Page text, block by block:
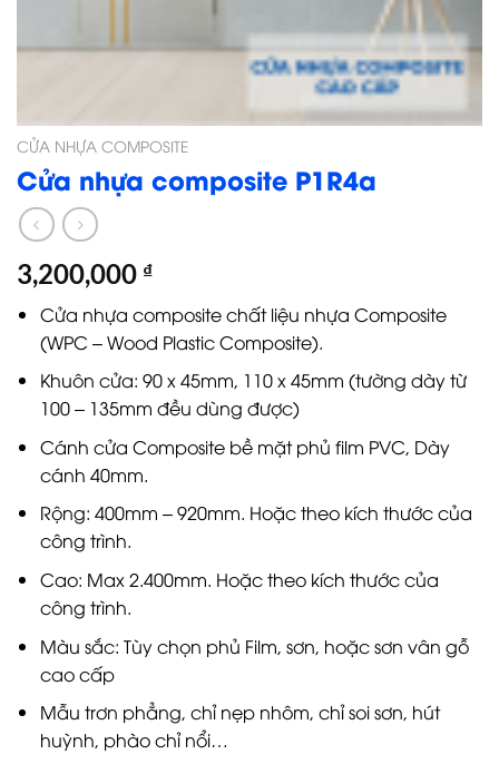
CỬA NHỰA COMPOSITE
Cửa nhựa composite P1R4a
3,200,000 ₫
Cửa nhựa composite chất liệu nhựa Composite
(WPC – Wood Plastic Composite).
Khuôn cửa: 90 x 45mm, 110 x 45mm (tường dày từ
100 – 135mm đều dùng được)
Cánh cửa Composite bề mặt phủ film PVC, Dày
cánh 40mm.
Rộng: 400mm – 920mm. Hoặc theo kích thước của
công trình.
Cao: Max 2.400mm. Hoặc theo kích thước của
công trình.
Màu sắc: Tùy chọn phủ Film, sơn, hoặc sơn vân gỗ
cao cấp
Mẫu trơn phẳng, chỉ nẹp nhôm, chỉ soi sơn, hút
huỳnh, phào chỉ nổi…